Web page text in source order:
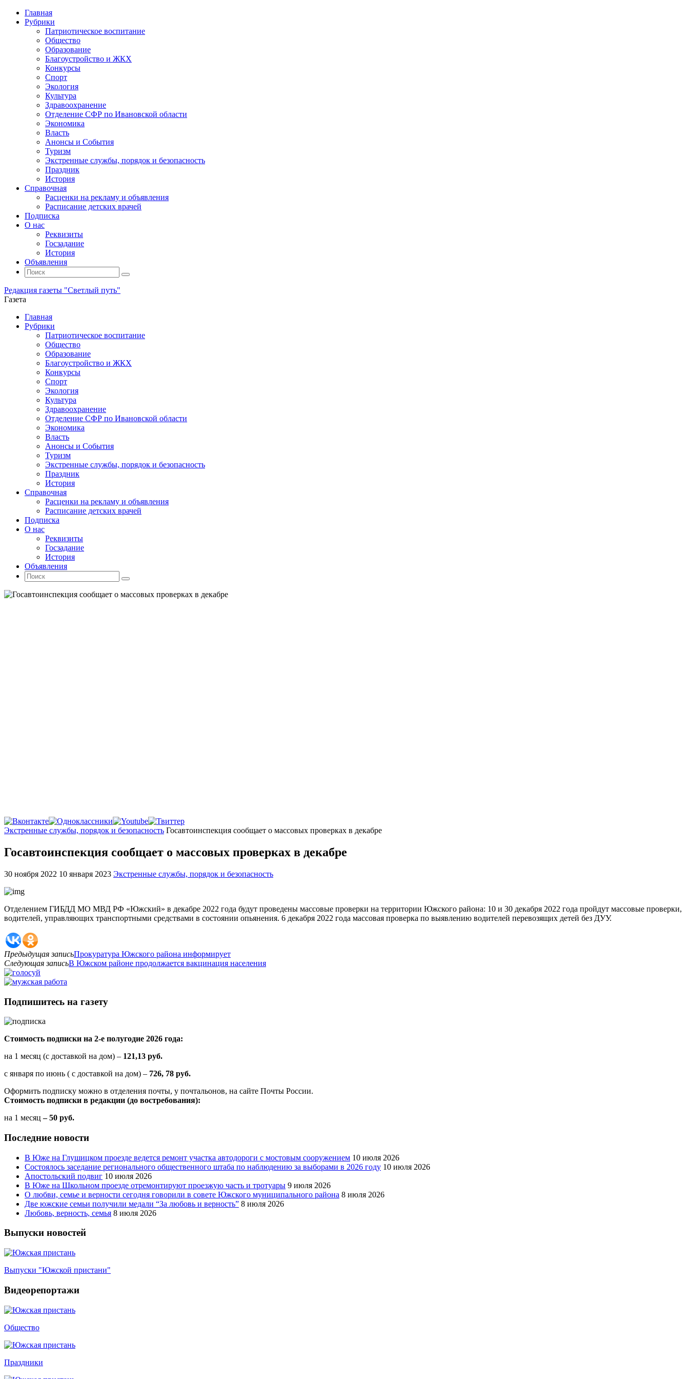
Главная
Рубрики
Патриотическое воспитание
Общество
Образование
Благоустройство и ЖКХ
Конкурсы
Спорт
Экология
Культура
Здравоохранение
Отделение СФР по Ивановской области
Экономика
Власть
Анонсы и События
Туризм
Экстренные службы, порядок и безопасность
Праздник
История
Справочная
Расценки на рекламу и объявления
Расписание детских врачей
Подписка
О нас
Реквизиты
Госзадание
История
Объявления
Поиск
Искать:
Поиск
Редакция газеты "Светлый путь"
Газета
Промотать
содержимому
Главная
Рубрики
Патриотическое воспитание
Общество
Образование
Благоустройство и ЖКХ
Конкурсы
Спорт
Экология
Культура
Здравоохранение
Отделение СФР по Ивановской области
Экономика
Власть
Анонсы и События
Туризм
Экстренные службы, порядок и безопасность
Праздник
История
Справочная
Расценки на рекламу и объявления
Расписание детских врачей
Подписка
О нас
Реквизиты
Госзадание
История
Объявления
Поиск
Искать:
Поиск
Главная
Экстренные службы, порядок и безопасность Госавтоинспекция сообщает о массовых проверках в декабре
Госавтоинспекция сообщает о массовых проверках в декабре
30 ноября 2022 10 января 2023 Экстренные службы, порядок и безопасность
Отделением ГИБДД МО МВД РФ «Южский» в декабре 2022 года будут проведены массовые проверки на территории Южского района: 10 и 30 декабря 2022 года пройдут массовые проверки,
водителей, управляющих транспортными средствами в состоянии опьянения. 6 декабря 2022 года массовая проверка по выявлению водителей перевозящих детей без ДУУ.
Предыдущая записьПрокуратура Южского района информирует
Следующая записьВ Южском районе продолжается вакцинация населения
Подпишитесь на газету
Стоимость подписки на 2-е полугодие 2026 года:
на 1 месяц (с доставкой на дом) – 121,13 руб.
с января по июнь ( с доставкой на дом) – 726, 78 руб.
Оформить подписку можно в отделения почты, у почтальонов, на сайте Почты России.
Стоимость подписки в редакции (до востребования):
на 1 месяц – 50 руб.
Последние новости
В Юже на Глушицком проезде ведется ремонт участка автодороги с мостовым сооружением 10 июля 2026
Состоялось заседание регионального общественного штаба по наблюдению за выборами в 2026 году 10 июля 2026
Апостольский подвиг 10 июля 2026
В Юже на Школьном проезде отремонтируют проезжую часть и тротуары 9 июля 2026
О любви, семье и верности сегодня говорили в совете Южского муниципального района 8 июля 2026
Две южские семьи получили медали “За любовь и верность” 8 июля 2026
Любовь, верность, семья 8 июля 2026
Выпуски новостей
Выпуски "Южской пристани"
Видеорепортажи
Общество
Праздники